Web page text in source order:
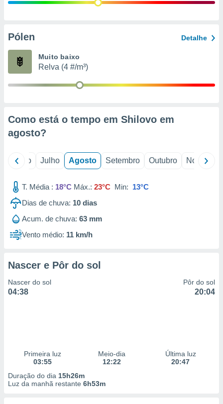
e
de
Pólen Detalhe
Muito baixo
Relva (4 #/m³)
Como está o tempo em Shilovo em
agosto?
Junho Julho Agosto Setembro Outubro Novembro
T. Média : 18°C Máx.: 23°C Min: 13°C
Dias de chuva: 10 dias
Acum. de chuva: 63 mm
Vento médio: 11 km/h
Nascer e Pôr do sol
Nascer do sol
04:38
Pôr do sol
20:04
Primeira luz
03:55
Meio-dia
12:22
Última luz
20:47
Duração do dia 15h26m
Luz da manhã restante 6h53m